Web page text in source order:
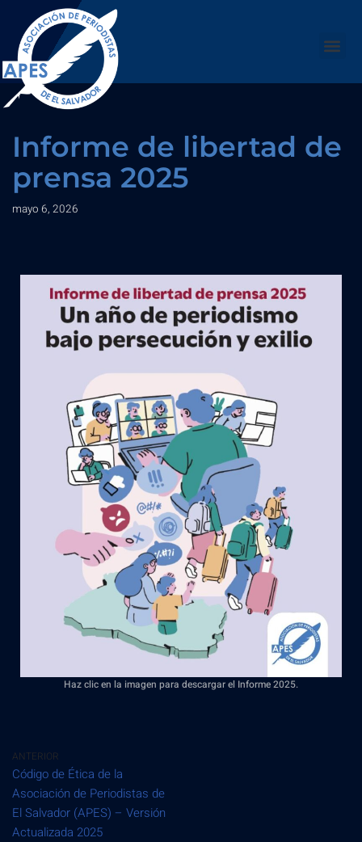
Saltar
al
contenido
Informe de libertad de
prensa 2025
mayo 6, 2026
Haz clic en la imagen para descargar el Informe 2025.
ANTERIOR
Código de Ética de la
Asociación de Periodistas de
El Salvador (APES) – Versión
Actualizada 2025